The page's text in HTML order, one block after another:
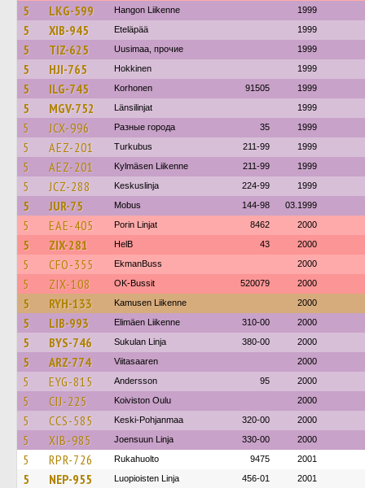
5 LKG-599 Hangon Liikenne 1999
5 XIB-945 Eteläpää 1999
5 TIZ-625 Uusimaa, прочие 1999
5 HJI-765 Hokkinen 1999
5 ILG-745 Korhonen 91505 1999
5 MGV-752 Länsilinjat 1999
5 JCX-996 Разные города 35 1999
5 AEZ-201 Turkubus 211-99 1999
5 AEZ-201 Kylmäsen Liikenne 211-99 1999
5 JCZ-288 Keskuslinja 224-99 1999
5 JUR-75 Mobus 144-98 03.1999
5 EAE-405 Porin Linjat 8462 2000
5 ZIX-281 HelB 43 2000
5 CFO-355 EkmanBuss 2000
5 ZIX-108 OK-Bussit 520079 2000
5 RYH-133 Kamusen Liikenne 2000
5 LIB-993 Elimäen Liikenne 310-00 2000
5 BYS-746 Sukulan Linja 380-00 2000
5 ARZ-774 Viitasaaren 2000
5 EYG-815 Andersson 95 2000
5 CIJ-225 Koiviston Oulu 2000
5 CCS-585 Keski-Pohjanmaa 320-00 2000
5 XIB-985 Joensuun Linja 330-00 2000
5 RPR-726 Rukahuolto 9475 2001
5 NEP-955 Luopioisten Linja 456-01 2001